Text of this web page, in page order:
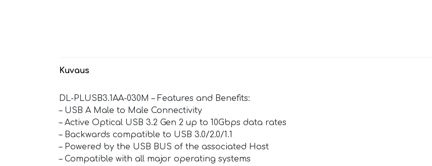
Kuvaus
DL-PLUSB3.1AA-030M – Features and Benefits:
– USB A Male to Male Connectivity
– Active Optical USB 3.2 Gen 2 up to 10Gbps data rates
– Backwards compatible to USB 3.0/2.0/1.1
– Powered by the USB BUS of the associated Host
– Compatible with all major operating systems